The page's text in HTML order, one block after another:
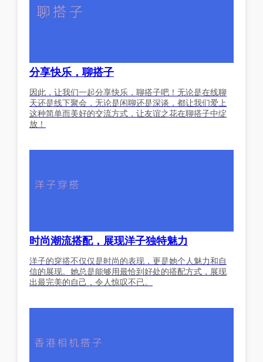
分享快乐，聊搭子
因此，让我们一起分享快乐，聊搭子吧！无论是在线聊
天还是线下聚会，无论是闲聊还是深谈，都让我们爱上
这种简单而美好的交流方式，让友谊之花在聊搭子中绽
放！
时尚潮流搭配，展现洋子独特魅力
洋子的穿搭不仅仅是时尚的表现，更是她个人魅力和自
信的展现。她总是能够用最恰到好处的搭配方式，展现
出最完美的自己，令人惊叹不已。